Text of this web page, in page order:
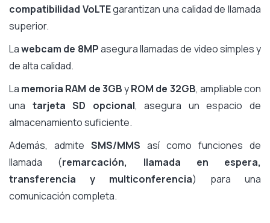
compatibilidad VoLTEgarantizan una calidad de llamada
superior.
Lawebcam de 8MPasegura llamadas de video simples y
de alta calidad.
La memoria RAM de 3GByROM de 32GB, ampliable con
una tarjeta SD opcional, asegura un espacio de
almacenamiento suficiente.
Además, admite SMS/MMS así como funciones de
llamada (remarcación, llamada en espera,
transferencia y multiconferencia) para una
comunicación completa.